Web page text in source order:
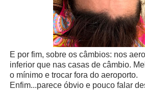
E por fim, sobre os câmbios: nos
inferior que nas casas de câmbio.
o mínimo e trocar fora do aeroporto.
Enfim...parece óbvio e pouco falar